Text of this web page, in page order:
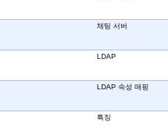
채팅 서버
LDAP
LDAP 속성 매핑
특징